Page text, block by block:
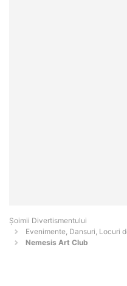
Şoimii Divertismentului
Evenimente, Dansuri, Locuri
Nemesis Art Club